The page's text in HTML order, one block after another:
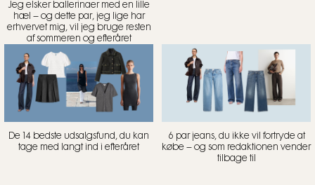
Jeg elsker ballerinaer med en lille
hæl – og dette par, jeg lige har
erhvervet mig, vil jeg bruge resten
af sommeren og efteråret
De 14 bedste udsalgsfund, du kan
tage med langt ind i efteråret
6 par jeans, du ikke vil fortryde at
købe – og som redaktionen vender
tilbage til